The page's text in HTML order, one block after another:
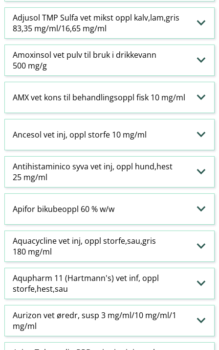
Adjusol TMP Sulfa vet mikst oppl kalv,lam,gris
83,35 mg/ml/16,65 mg/ml
Amoxinsol vet pulv til bruk i drikkevann
500 mg/g
AMX vet kons til behandlingsoppl fisk 10 mg/ml
Ancesol vet inj, oppl storfe 10 mg/ml
Antihistaminico syva vet inj, oppl hund,hest
25 mg/ml
Apifor bikubeoppl 60 % w​/​w
Aquacycline vet inj, oppl storfe,sau,gris
180 mg/ml
Aqupharm 11 (Hartmann's) vet inf, oppl
storfe,hest,sau
Aurizon vet øredr, susp 3 mg/ml/10 mg/ml/1
mg/ml